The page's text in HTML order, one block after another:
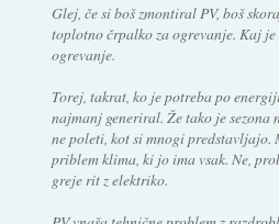
Glej, če si boš zmontiral PV, boš
toplotno črpalko za ogrevanje. Kaj je
ogrevanje.
Torej, takrat, ko je potreba po
najmanj generiral. Že tako je sezona
ne poleti, kot si mnogi
priblem klima, ki jo ima vsak. Ne,
greje rit z elektriko.